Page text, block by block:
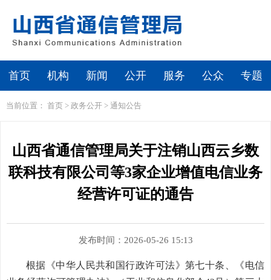
首页 机构 新闻 公开 服务 公众 专题
当前位置： 首页 > 政务公开 > 通知公告
山西省通信管理局关于注销山西云乡数
联科技有限公司等3家企业增值电信业务
经营许可证的通告
发布时间：2026-05-26 15:13
根据《中华人民共和国行政许可法》第七十条、《电信